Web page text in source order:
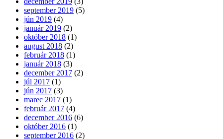
september 2019 (5)
jún 2019 (4)
január 2019 (2)
október 2018 (1)
august 2018 (2)
február 2018 (1)
január 2018 (3)
december 2017 (2)
júl 2017 (1)
jún 2017 (3)
marec 2017 (1)
február 2017 (4)
december 2016 (6)
október 2016 (1)
september 2016 (2)